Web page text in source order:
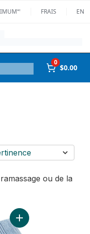
FRAIS EN
0
$0.00
ou de la
au panier
Ajouter Serviette de